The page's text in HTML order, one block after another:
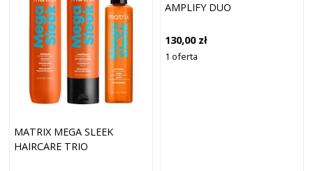
MATRIX MEGA SLEEK
HAIRCARE TRIO
AMPLIFY DUO
130,00 zł
1 oferta